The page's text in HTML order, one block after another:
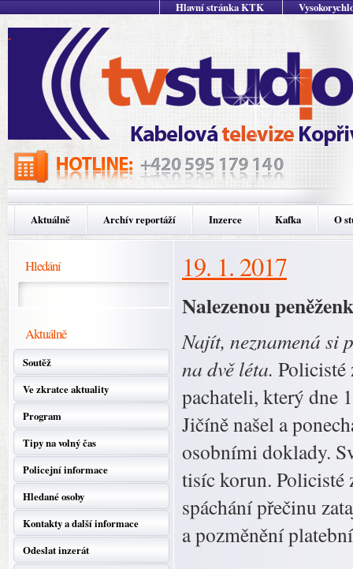
Hlavní stránka KTK
Aktuálně Archív reportáží Inzerce Kafka O
Hledání
Aktuálně
Soutěž
Ve zkratce aktuality
Program
Tipy na volný čas
Policejní informace
Hledané osoby
Kontakty a další informace
Odeslat inzerát
19. 1. 2017
Nalezenou
Najít, neznamená si
na dvě léta. Policisté
pachateli, který dne
Jičíně našel a
osobními doklady.
tisíc korun. Policisté
spáchání přečinu
a pozměnění